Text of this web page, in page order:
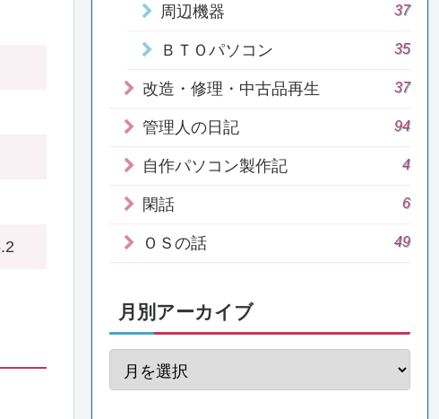
周辺機器 37
ＢＴＯパソコン 35
改造・修理・中古品再生 37
管理人の日記 94
自作パソコン製作記 4
閑話 6
ＯＳの話 49
月別アーカイブ